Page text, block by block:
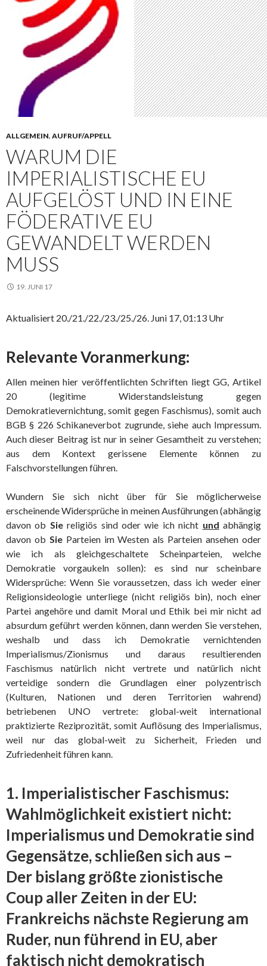
ALLGEMEIN, AUFRUF/APPELL
WARUM DIE
IMPERIALISTISCHE EU
AUFGELÖST UND IN EINE
FÖDERATIVE EU
GEWANDELT WERDEN
MUSS
19. JUNI 17
Aktualisiert 20./21./22./23./25./26. Juni 17, 01:13 Uhr
Relevante Voranmerkung:
Allen meinen hier veröffentlichten Schriften liegt GG, Artikel
20 (legitime Widerstandsleistung gegen
Demokratievernichtung, somit gegen Faschismus), somit auch
BGB § 226 Schikaneverbot zugrunde, siehe auch Impressum.
Auch dieser Beitrag ist nur in seiner Gesamtheit zu verstehen;
aus dem Kontext gerissene Elemente können zu
Falschvorstellungen führen.
Wundern Sie sich nicht über für Sie möglicherweise
erscheinende Widersprüche in meinen Ausführungen (abhängig
davon ob Siereligiös sind oder wie ich nicht und abhängig
davon ob SieParteien im Westen als Parteien ansehen oder
wie ich als gleichgeschaltete Scheinparteien, welche
Demokratie vorgaukeln sollen): es sind nur scheinbare
Widersprüche: Wenn Sie voraussetzen, dass ich weder einer
Religionsideologie unterliege (nicht religiös bin), noch einer
Partei angehöre und damit Moral und Ethik bei mir nicht ad
absurdum geführt werden können, dann werden Sie verstehen,
weshalb und dass ich Demokratie vernichtenden
Imperialismus/Zionismus und daraus resultierenden
Faschismus natürlich nicht vertrete und natürlich nicht
verteidige sondern die Grundlagen einer polyzentrisch
(Kulturen, Nationen und deren Territorien wahrend)
betriebenen UNO vertrete: global-weit international
praktizierte Reziprozität, somit Auflösung des Imperialismus,
weil nur das global-weit zu Sicherheit, Frieden und
Zufriedenheit führen kann.
1. Imperialistischer Faschismus:
Wahlmöglichkeit existiert nicht:
Imperialismus und Demokratie sind
Gegensätze, schließen sich aus –
Der bislang größte zionistische
Coup aller Zeiten in der EU:
Frankreichs nächste Regierung am
Ruder, nun führend in EU, aber
faktisch nicht demokratisch